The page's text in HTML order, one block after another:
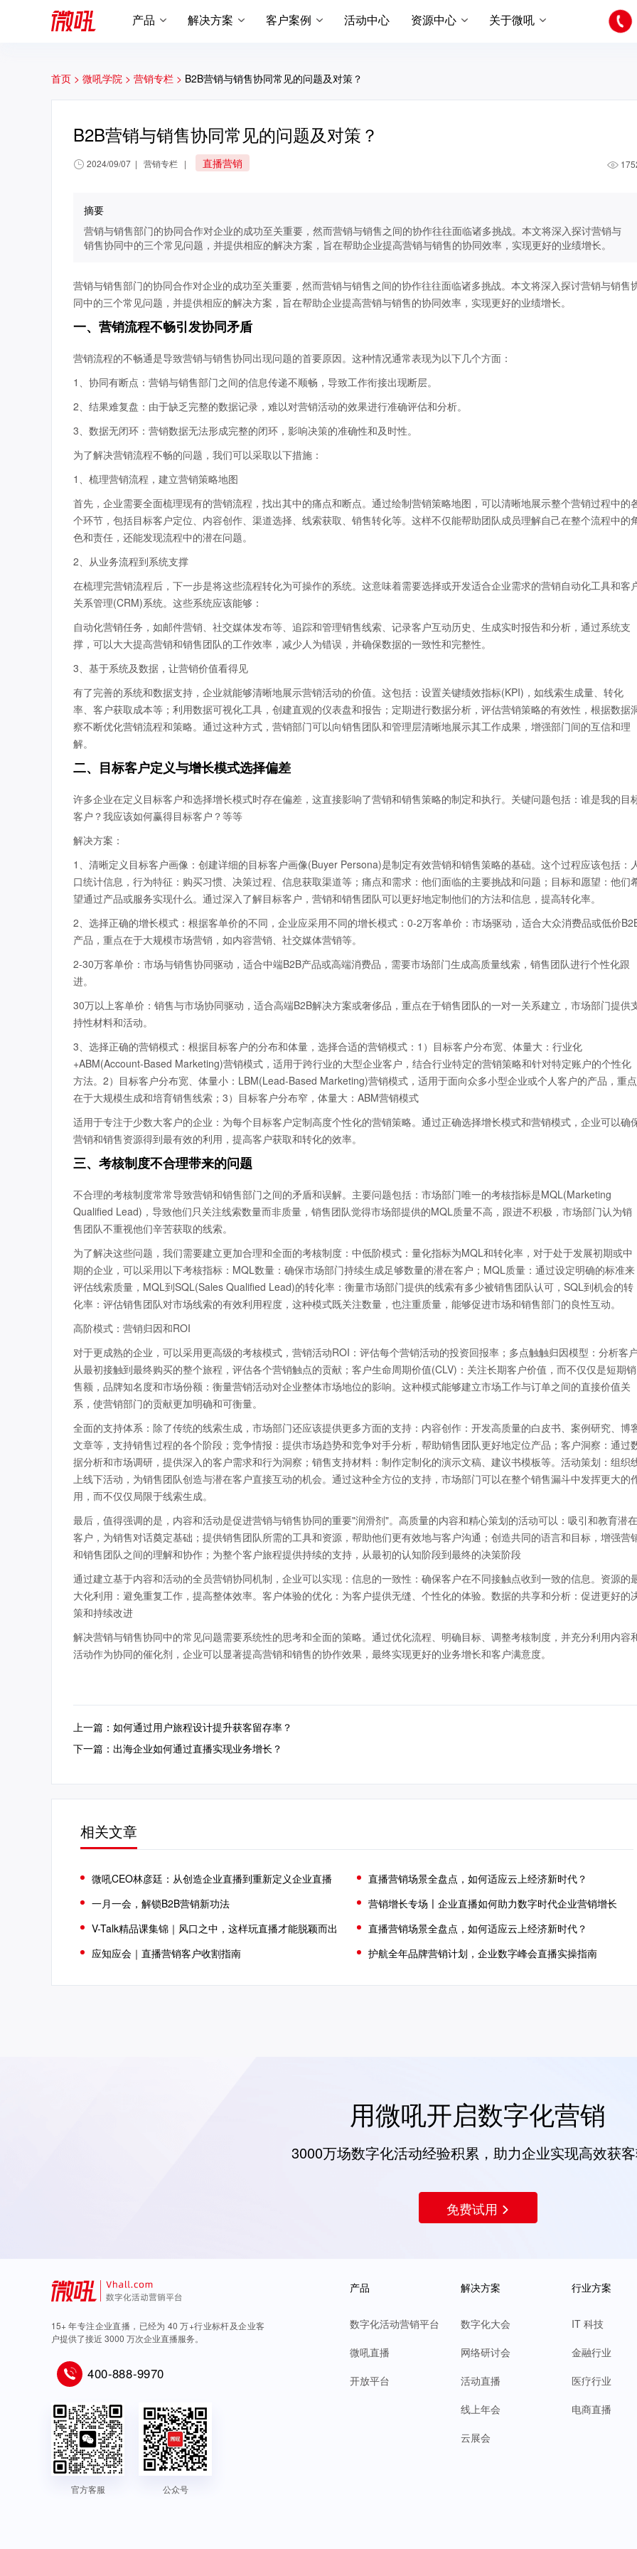
产品 解决方案 客户案例 活动中心 资源中心 关于微吼
首页 > 微吼学院 > 营销专栏 > B2B营销与销售协同常见的问题及对策？
B2B营销与销售协同常见的问题及对策？
2024/09/07 | 营销专栏 | 直播营销
摘要
营销与销售部门的协同合作对企业的成功至关重要，然而营销与销售之间的协作往往面临诸多挑战。本文将深入探讨营销与
销售协同中的三个常见问题，并提供相应的解决方案，旨在帮助企业提高营销与销售的协同效率，实现更好的业绩增长。
营销与销售部门的协同合作对企业的成功至关重要，然而营销与销售之间的协作往往面临诸多挑战。本文将深入探讨营销与销售
同中的三个常见问题，并提供相应的解决方案，旨在帮助企业提高营销与销售的协同效率，实现更好的业绩增长。
一、营销流程不畅引发协同矛盾
营销流程的不畅通是导致营销与销售协同出现问题的首要原因。这种情况通常表现为以下几个方面：
1、协同有断点：营销与销售部门之间的信息传递不顺畅，导致工作衔接出现断层。
2、结果难复盘：由于缺乏完整的数据记录，难以对营销活动的效果进行准确评估和分析。
3、数据无闭环：营销数据无法形成完整的闭环，影响决策的准确性和及时性。
为了解决营销流程不畅的问题，我们可以采取以下措施：
1、梳理营销流程，建立营销策略地图
首先，企业需要全面梳理现有的营销流程，找出其中的痛点和断点。通过绘制营销策略地图，可以清晰地展示整个营销过程中的
个环节，包括目标客户定位、内容创作、渠道选择、线索获取、销售转化等。这样不仅能帮助团队成员理解自己在整个流程中的
色和责任，还能发现流程中的潜在问题。
2、从业务流程到系统支撑
在梳理完营销流程后，下一步是将这些流程转化为可操作的系统。这意味着需要选择或开发适合企业需求的营销自动化工具和客
关系管理(CRM)系统。这些系统应该能够：
自动化营销任务，如邮件营销、社交媒体发布等、追踪和管理销售线索、记录客户互动历史、生成实时报告和分析，通过系统支
撑，可以大大提高营销和销售团队的工作效率，减少人为错误，并确保数据的一致性和完整性。
3、基于系统及数据，让营销价值看得见
有了完善的系统和数据支持，企业就能够清晰地展示营销活动的价值。这包括：设置关键绩效指标(KPI)，如线索生成量、转化
率、客户获取成本等；利用数据可视化工具，创建直观的仪表盘和报告；定期进行数据分析，评估营销策略的有效性，根据数据
察不断优化营销流程和策略。通过这种方式，营销部门可以向销售团队和管理层清晰地展示其工作成果，增强部门间的互信和理
解。
二、目标客户定义与增长模式选择偏差
许多企业在定义目标客户和选择增长模式时存在偏差，这直接影响了营销和销售策略的制定和执行。关键问题包括：谁是我的目
客户？我应该如何赢得目标客户？等等
解决方案：
1、清晰定义目标客户画像：创建详细的目标客户画像(Buyer Persona)是制定有效营销和销售策略的基础。这个过程应该包括：
口统计信息，行为特征：购买习惯、决策过程、信息获取渠道等；痛点和需求：他们面临的主要挑战和问题；目标和愿望：他们
望通过产品或服务实现什么。通过深入了解目标客户，营销和销售团队可以更好地定制他们的方法和信息，提高转化率。
2、选择正确的增长模式：根据客单价的不同，企业应采用不同的增长模式：0-2万客单价：市场驱动，适合大众消费品或低价
产品，重点在于大规模市场营销，如内容营销、社交媒体营销等。
2-30万客单价：市场与销售协同驱动，适合中端B2B产品或高端消费品，需要市场部门生成高质量线索，销售团队进行个性化跟
进。
30万以上客单价：销售与市场协同驱动，适合高端B2B解决方案或奢侈品，重点在于销售团队的一对一关系建立，市场部门提供
持性材料和活动。
3、选择正确的营销模式：根据目标客户的分布和体量，选择合适的营销模式：1）目标客户分布宽、体量大：行业化
+ABM(Account-Based Marketing)营销模式，适用于跨行业的大型企业客户，结合行业特定的营销策略和针对特定账户的个性化
方法。2）目标客户分布宽、体量小：LBM(Lead-Based Marketing)营销模式，适用于面向众多小型企业或个人客户的产品，重点
在于大规模生成和培育销售线索；3）目标客户分布窄，体量大：ABM营销模式
适用于专注于少数大客户的企业：为每个目标客户定制高度个性化的营销策略。通过正确选择增长模式和营销模式，企业可以确
营销和销售资源得到最有效的利用，提高客户获取和转化的效率。
三、考核制度不合理带来的问题
不合理的考核制度常常导致营销和销售部门之间的矛盾和误解。主要问题包括：市场部门唯一的考核指标是MQL(Marketing
Qualified Lead)，导致他们只关注线索数量而非质量，销售团队觉得市场部提供的MQL质量不高，跟进不积极，市场部门认为销
售团队不重视他们辛苦获取的线索。
为了解决这些问题，我们需要建立更加合理和全面的考核制度：中低阶模式：量化指标为MQL和转化率，对于处于发展初期或中
期的企业，可以采用以下考核指标：MQL数量：确保市场部门持续生成足够数量的潜在客户；MQL质量：通过设定明确的标准来
评估线索质量，MQL到SQL(Sales Qualified Lead)的转化率：衡量市场部门提供的线索有多少被销售团队认可，SQL到机会的转
化率：评估销售团队对市场线索的有效利用程度，这种模式既关注数量，也注重质量，能够促进市场和销售部门的良性互动。
高阶模式：营销归因和ROI
对于更成熟的企业，可以采用更高级的考核模式，营销活动ROI：评估每个营销活动的投资回报率；多点触触归因模型：分析客
从最初接触到最终购买的整个旅程，评估各个营销触点的贡献；客户生命周期价值(CLV)：关注长期客户价值，而不仅仅是短期销
售额，品牌知名度和市场份额：衡量营销活动对企业整体市场地位的影响。这种模式能够建立市场工作与订单之间的直接价值关
系，使营销部门的贡献更加明确和可衡量。
全面的支持体系：除了传统的线索生成，市场部门还应该提供更多方面的支持：内容创作：开发高质量的白皮书、案例研究、博
文章等，支持销售过程的各个阶段；竞争情报：提供市场趋势和竞争对手分析，帮助销售团队更好地定位产品；客户洞察：通过
据分析和市场调研，提供深入的客户需求和行为洞察；销售支持材料：制作定制化的演示文稿、建议书模板等。活动策划：组织
上线下活动，为销售团队创造与潜在客户直接互动的机会。通过这种全方位的支持，市场部门可以在整个销售漏斗中发挥更大的
用，而不仅仅局限于线索生成。
最后，值得强调的是，内容和活动是促进营销与销售协同的重要"润滑剂"。高质量的内容和精心策划的活动可以：吸引和教育潜在
客户，为销售对话奠定基础；提供销售团队所需的工具和资源，帮助他们更有效地与客户沟通；创造共同的语言和目标，增强营
和销售团队之间的理解和协作；为整个客户旅程提供持续的支持，从最初的认知阶段到最终的决策阶段
通过建立基于内容和活动的全员营销协同机制，企业可以实现：信息的一致性：确保客户在不同接触点收到一致的信息。资源的
大化利用：避免重复工作，提高整体效率。客户体验的优化：为客户提供无缝、个性化的体验。数据的共享和分析：促进更好的
策和持续改进
解决营销与销售协同中的常见问题需要系统性的思考和全面的策略。通过优化流程、明确目标、调整考核制度，并充分利用内容
活动作为协同的催化剂，企业可以显著提高营销和销售的协作效果，最终实现更好的业务增长和客户满意度。
上一篇：如何通过用户旅程设计提升获客留存率？
下一篇：出海企业如何通过直播实现业务增长？
相关文章
微吼CEO林彦廷：从创造企业直播到重新定义企业直播
直播营销场景全盘点，如何适应云上经济新时代？
一月一会，解锁B2B营销新功法
营销增长专场〡企业直播如何助力数字时代企业营销增长
V-Talk精品课集锦｜风口之中，这样玩直播才能脱颖而出
直播营销场景全盘点，如何适应云上经济新时代？
应知应会｜直播营销客户收割指南
护航全年品牌营销计划，企业数字峰会直播实操指南
用微吼开启数字化营销
3000万场数字化活动经验积累，助力企业实现高效获
免费试用
15+ 年专注企业直播，已经为 40 万+行业标杆及企业客
户提供了接近 3000 万次企业直播服务。
400-888-9970
官方客服 公众号
产品
数字化活动营销平台
微吼直播
开放平台
解决方案
数字化大会
网络研讨会
活动直播
线上年会
云展会
行业方案
IT 科技
金融行业
医疗行业
电商直播